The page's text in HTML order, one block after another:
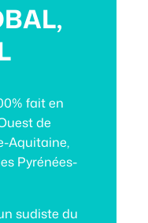
fait en
de
Aquitaine,
Pyrénées-
sudiste du